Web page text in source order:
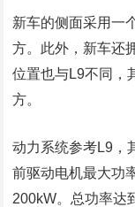
新车的侧面采用一
方。此外，新车还
位置也与L9不同，
方。
动力系统参考L9，
前驱动电机最大功
200kW。总功率达